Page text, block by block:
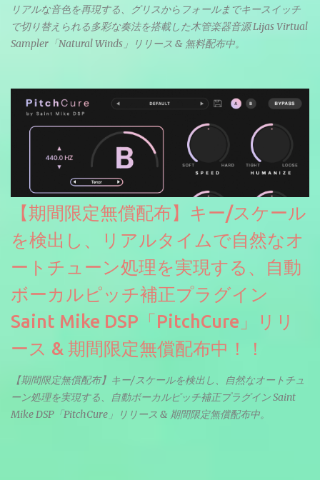
リアルな音色を再現する、グリスからフォールまでキースイッチ
で切り替えられる多彩な奏法を搭載した木管楽器音源 Lijas Virtual
Sampler「Natural Winds」リリース & 無料配布中。
【期間限定無償配布】キー/スケール
を検出し、リアルタイムで自然なオ
ートチューン処理を実現する、自動
ボーカルピッチ補正プラグイン
Saint Mike DSP「PitchCure」リリ
ース & 期間限定無償配布中！！
【期間限定無償配布】キー/スケールを検出し、自然なオートチュ
ーン処理を実現する、自動ボーカルピッチ補正プラグイン Saint
Mike DSP「PitchCure」リリース & 期間限定無償配布中。